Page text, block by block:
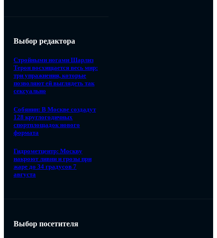
Выбор редактора
Стройными ногами Шарлиз
Терон восхищается весь мир:
три упражнения, которые
позволяют ей выглядеть так
сексуально
Собянин: В Москве создадут
128 круглогодичных
спортплощадок нового
формата
Гидрометцентр: Москву
накроют ливни и грозы при
жаре до 34 градусов 7
августа
Выбор посетителя